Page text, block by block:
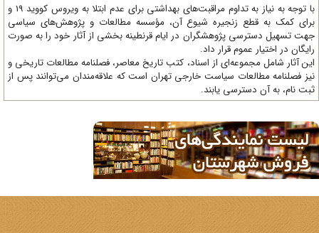
با توجه به نیاز به تداوم مراقبت‌های بهداشتی برای عدم ابتلا به ویروس کووید 19 و
کمک به قطع زنجیره شیوع آن، مؤسسه مطالعات و پژوهش‌های سیاسی
تسهیل دسترسی پژوهشگران در ایام قرنطینه بخشی از آثار خود را به صورت
در اختیار عموم قرار داد.
آثار شامل مجموعه‌ای از اسناد، کتب تاریخ معاصر، فصلنامه‌ مطالعات تاریخی و
فصلنامه مطالعات سیاست خارجی تهران است که علاقه‌مندان می‌توانند پس از
نام، به آن دسترسی یابند.